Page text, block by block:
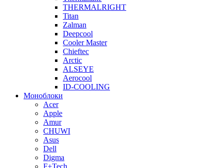
THERMALRIGHT
Titan
Zalman
Deepcool
Cooler Master
Chieftec
Arctic
ALSEYE
Aerocool
ID-COOLING
Моноблоки
Acer
Apple
Amur
CHUWI
Asus
Dell
Digma